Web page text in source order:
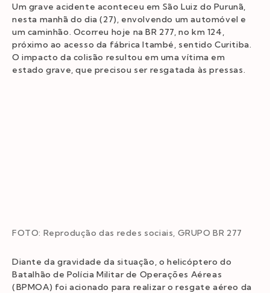
Um grave acidente aconteceu em São Luiz do Purunã,
nesta manhã do dia (27), envolvendo um automóvel e
um caminhão. Ocorreu hoje na BR 277, no km 124,
próximo ao acesso da fábrica Itambé, sentido Curitiba.
O impacto da colisão resultou em uma vítima em
estado grave, que precisou ser resgatada às pressas.
FOTO: Reprodução das redes sociais, GRUPO BR 277
Diante da gravidade da situação, o helicóptero do
Batalhão de Polícia Militar de Operações Aéreas
(BPMOA) foi acionado para realizar o resgate aéreo da